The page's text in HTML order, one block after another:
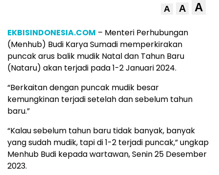
A A A
EKBISINDONESIA.COM – Menteri Perhubungan
(Menhub) Budi Karya Sumadi memperkirakan
puncak arus balik mudik Natal dan Tahun Baru
(Nataru) akan terjadi pada 1-2 Januari 2024.
“Berkaitan dengan puncak mudik besar
kemungkinan terjadi setelah dan sebelum tahun
baru.”
“Kalau sebelum tahun baru tidak banyak, banyak
yang sudah mudik, tapi di 1-2 terjadi puncak,” ungkap
Menhub Budi kepada wartawan, Senin 25 Desember
2023.